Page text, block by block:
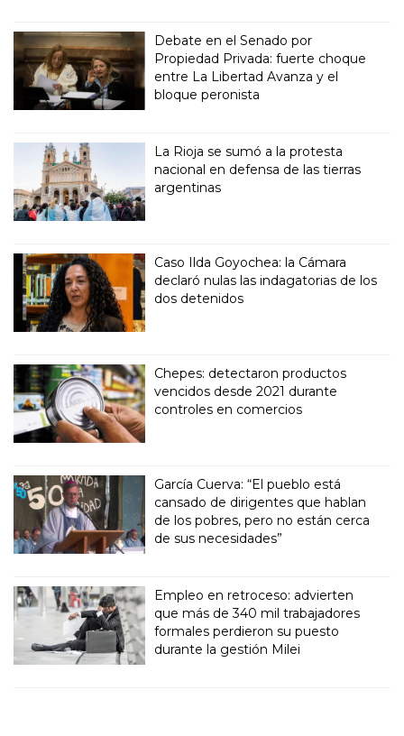
Debate en el Senado por
Propiedad Privada: fuerte choque
entre La Libertad Avanza y el
bloque peronista
La Rioja se sumó a la protesta
nacional en defensa de las tierras
argentinas
Caso Ilda Goyochea: la Cámara
declaró nulas las indagatorias de los
dos detenidos
Chepes: detectaron productos
vencidos desde 2021 durante
controles en comercios
García Cuerva: “El pueblo está
cansado de dirigentes que hablan
de los pobres, pero no están cerca
de sus necesidades”
Empleo en retroceso: advierten
que más de 340 mil trabajadores
formales perdieron su puesto
durante la gestión Milei